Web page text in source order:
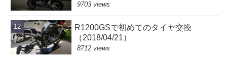
9703 views
R1200GSで初めてのタイヤ交換
（2018/04/21）
8712 views